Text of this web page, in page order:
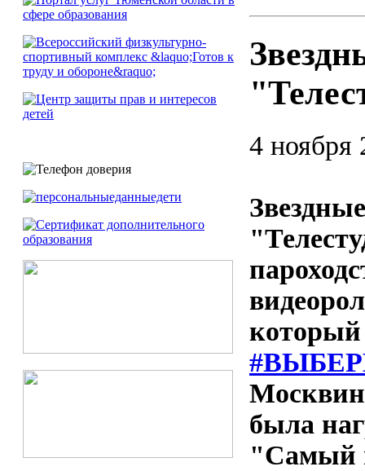
4 ноября
который
была
"Самый